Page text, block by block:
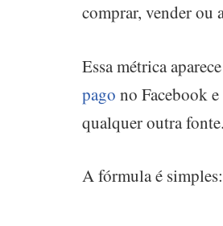
comprar, vender ou
Essa métrica
pago no Facebook
qualquer outra fonte.
A fórmula é simples: